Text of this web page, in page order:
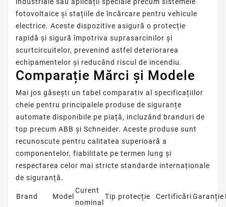
fotovoltaice și stațiile de încărcare pentru vehicule
electrice. Aceste dispozitive asigură o protecție
rapidă și sigură împotriva suprasarcinilor și
scurtcircuitelor, prevenind astfel deteriorarea
echipamentelor și reducând riscul de incendiu.
Comparație Mărci și Modele
Mai jos găsești un tabel comparativ al specificațiilor
cheie pentru principalele produse de siguranțe
automate disponibile pe piață, incluzând branduri de
top precum ABB și Schneider. Aceste produse sunt
recunoscute pentru calitatea superioară a
componentelor, fiabilitate pe termen lung și
respectarea celor mai stricte standarde internaționale
de siguranță.
Brand Model
Curent
nominal
Tip protecție CertificăriGaranție